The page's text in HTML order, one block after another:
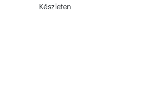
Készleten